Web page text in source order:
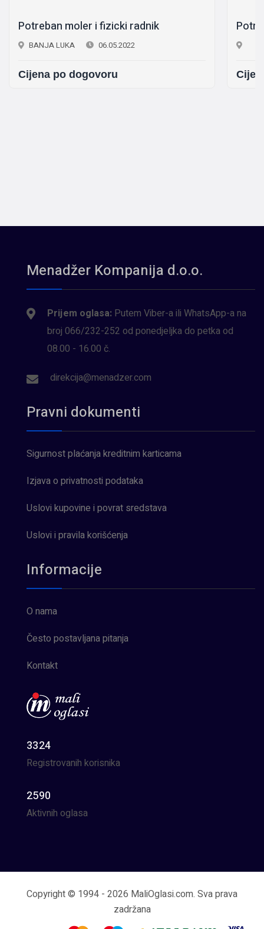
Potreban moler i fizicki radnik
BANJA LUKA 06.05.2022
Cijena po dogovoru
Menadžer Kompanija d.o.o.
Prijem oglasa: Putem Viber-a ili WhatsApp-a na
broj 066/232-252 od ponedjeljka do petka od
08.00 - 16.00 č.
direkcija@menadzer.com
Pravni dokumenti
Sigurnost plaćanja kreditnim karticama
Izjava o privatnosti podataka
Uslovi kupovine i povrat sredstava
Uslovi i pravila korišćenja
Informacije
O nama
Često postavljana pitanja
Kontakt
3324
Registrovanih korisnika
2590
Aktivnih oglasa
Copyright © 1994 - 2026 MaliOglasi.com. Sva prava
zadržana